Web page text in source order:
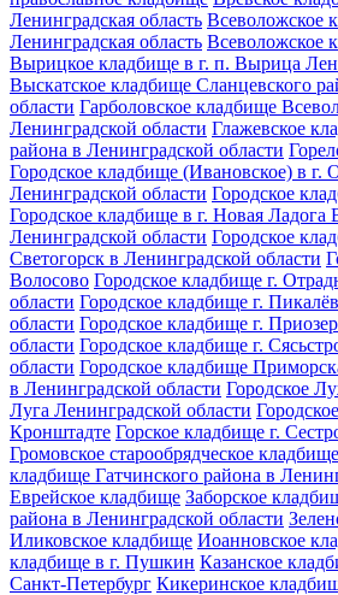
Ленинградская область Всеволожское
Ленинградская область Всеволожское
Вырицкое кладбище в г. п. Вырица
Выскатское кладбище Сланцевского
области Гарболовское кладбище
Ленинградской области Глажевское
района в Ленинградской области
Городское кладбище (Ивановское) в г.
Ленинградской области Городское
Городское кладбище в г. Новая Ладога
Ленинградской области Городское
Светогорск в Ленинградской области
Волосово Городское кладбище г.
области Городское кладбище г.
области Городское кладбище г.
области Городское кладбище г.
области Городское кладбище
в Ленинградской области Городское
Луга Ленинградской области
Кронштадте Горское кладбище г.
Громовское старообрядческое кладбище
кладбище Гатчинского района в
Еврейское кладбище Заборское
района в Ленинградской области
Иликовское кладбище Иоанновское
кладбище в г. Пушкин Казанское
Санкт-Петербург Кикеринское